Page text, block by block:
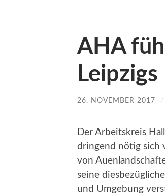
AHA
26. NOVEMBER 2017 /
Der Arbeitskreis
dringend nötig sich
von
seine
und Umgebung